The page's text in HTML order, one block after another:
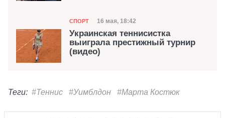
Категория
СПОРТ Дата публикации
16 мая, 18:42
Украинская теннисистка
выиграла престижный турнир
(видео)
Теги: #Теннис #Уимблдон #Марта Костюк